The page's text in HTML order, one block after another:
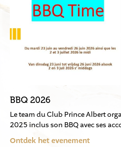
BBQ 2026
Le team du Club Prince Albert
2025 inclus son BBQ avec ses
Ontdek het evenement